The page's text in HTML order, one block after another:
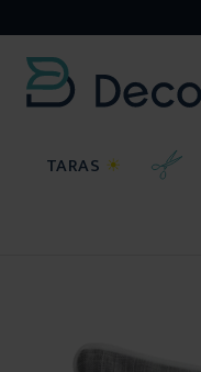
TARAS ☀